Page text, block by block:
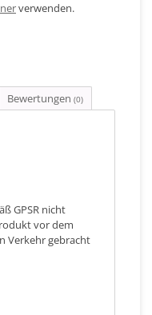
verwenden.
Bewertungen (0)
GPSR nicht
vor dem
Verkehr gebracht